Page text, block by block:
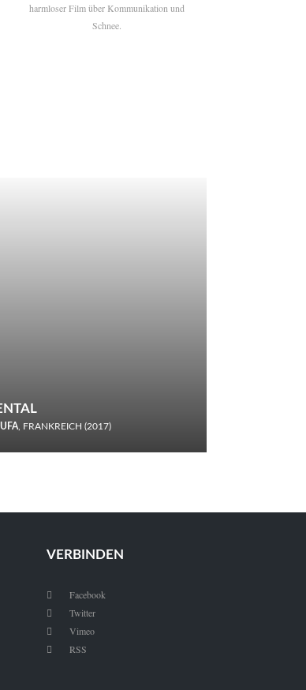
harmloser Film über Kommunikation und
Schnee.
, FRANKREICH (2017)
VERBINDEN
 Facebook
 Twitter
 Vimeo
 RSS